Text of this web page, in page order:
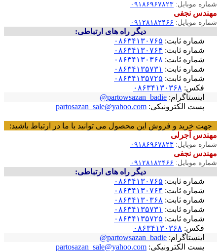
موبایل:۰۹۱۸۶۹۶۷۸۲۳
نجفی
موبایل:۰۹۱۲۸۱۸۲۴۶۶
دیگر راه های ارتباطی:
شماره ثابت:۰۸۶۳۴۱۳۰۷۶۵
شماره ثابت:۰۸۶۳۴۱۳۰۷۶۴
شماره ثابت:۰۸۶۳۴۱۳۰۳۶۸
شماره ثابت:۰۸۶۳۴۱۳۵۷۳۱
شماره ثابت:۰۸۶۳۴۱۳۵۷۲۵
فکس:۰۸۶۳۴۱۳۰۳۶۸
اینستاگرام:partowsazan_badie@
پست الکترونیکی:partosazan_sale@yahoo.com
جهت خرید و فروش این محصول می توانید با ما در ارتباط باشید:
آجرلی
موبایل:۰۹۱۸۶۹۶۷۸۲۳
نجفی
موبایل:۰۹۱۲۸۱۸۲۴۶۶
دیگر راه های ارتباطی:
شماره ثابت:۰۸۶۳۴۱۳۰۷۶۵
شماره ثابت:۰۸۶۳۴۱۳۰۷۶۴
شماره ثابت:۰۸۶۳۴۱۳۰۳۶۸
شماره ثابت:۰۸۶۳۴۱۳۵۷۳۱
شماره ثابت:۰۸۶۳۴۱۳۵۷۲۵
فکس:۰۸۶۳۴۱۳۰۳۶۸
اینستاگرام:partowsazan_badie@
پست الکترونیکی:partosazan_sale@yahoo.com